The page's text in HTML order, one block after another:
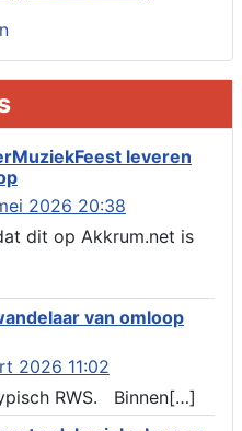
gebruik openbare
voor nr 6 te Akkrum
tijdelijk gebruik openbare
voor nr 6 te Akkrum
omgevingsvergunning,
van een woning
75 Akkrum
fietspad t.h.v
Akkrum
voor het -bouwwerken,
niet
in beheer bij het rijk te
leveren
2026 20:38
dit op Akkrum.net is
van omloop
2026 11:02
RWS. Binnen[…]